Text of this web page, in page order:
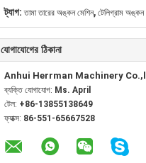
ট্যাগ: তামা তারের অঙ্কন মেশিন, টেলিগ্রাম অঙ্কন
যোগাযোগের ঠিকানা
Anhui Herrman Machinery
ব্যক্তি যোগাযোগ: Ms. April
টেল: +86-13855138649
ফ্যাক্স: 86-551-65667528